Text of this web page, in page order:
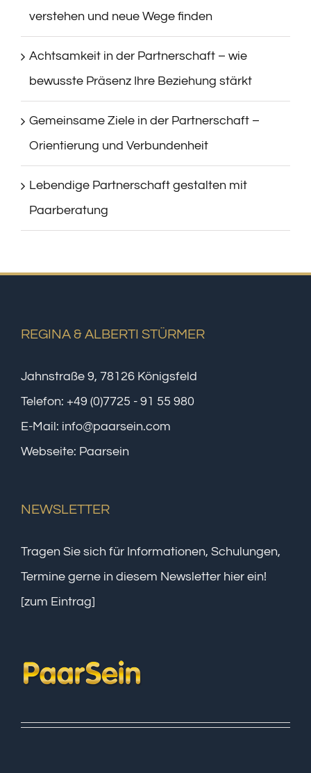
verstehen und neue Wege finden
Achtsamkeit in der Partnerschaft – wie
bewusste Präsenz Ihre Beziehung stärkt
Gemeinsame Ziele in der Partnerschaft –
Orientierung und Verbundenheit
Lebendige Partnerschaft gestalten mit
Paarberatung
REGINA & ALBERTI STÜRMER
Jahnstraße 9, 78126 Königsfeld
Telefon: +49 (0)7725 - 91 55 980
E-Mail: info@paarsein.com
Webseite: Paarsein
NEWSLETTER
Tragen Sie sich für Informationen, Schulungen,
Termine gerne in diesem Newsletter hier ein!
[zum Eintrag]